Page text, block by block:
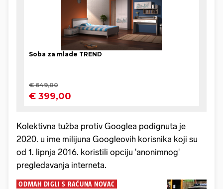
Kolektivna tužba protiv Googlea podignuta je
2020. u ime milijuna Googleovih korisnika koji su
od 1. lipnja 2016. koristili opciju 'anonimnog'
pregledavanja interneta.
ODMAH DIGLI S RAČUNA NOVAC